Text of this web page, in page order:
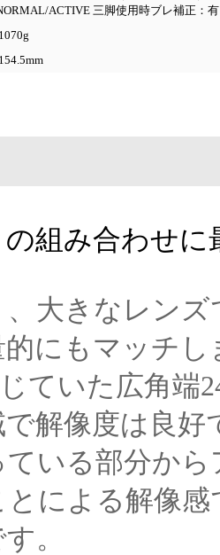
ACTIVE 三脚使用時ブレ補正：
1070g
154.5mm
の組み合わせに
大きなレンズ
的にもマッチし
ていた広角端
で解像度は良
ている部分か
とによる解像
。